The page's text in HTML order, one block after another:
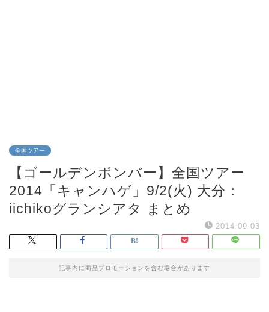
全国ツアー
【ゴールデンボンバー】全国ツアー
2014「キャンハゲ」9/2(火) 大分：
iichikoグランシアタ まとめ
2014-09-03
記事内に商品プロモーションを含む場合があります